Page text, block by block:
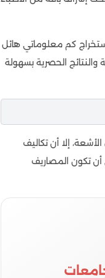
كم معلوماتي هائل
الحصرية بسهولة
إلا أن تكاليف
1500 دولار أمريكي فقط، على أن تكون المصاريف